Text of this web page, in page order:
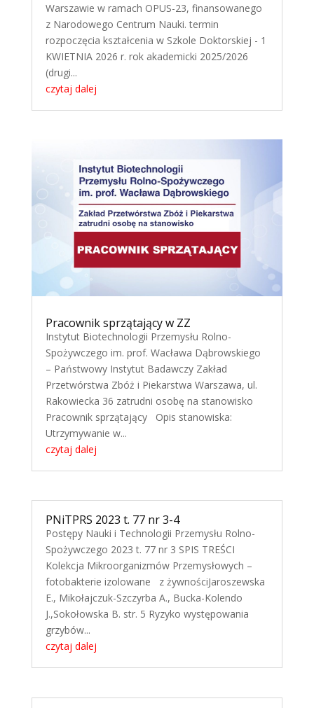
Warszawie w ramach OPUS-23, finansowanego
z Narodowego Centrum Nauki. termin
rozpoczęcia kształcenia w Szkole Doktorskiej - 1
KWIETNIA 2026 r. rok akademicki 2025/2026
(drugi...
czytaj dalej
Pracownik sprzątający w ZZ
Instytut Biotechnologii Przemysłu Rolno-
Spożywczego im. prof. Wacława Dąbrowskiego
– Państwowy Instytut Badawczy Zakład
Przetwórstwa Zbóż i Piekarstwa Warszawa, ul.
Rakowiecka 36 zatrudni osobę na stanowisko
Pracownik sprzątający Opis stanowiska:
Utrzymywanie w...
czytaj dalej
PNiTPRS 2023 t. 77 nr 3-4
Postępy Nauki i Technologii Przemysłu Rolno-
Spożywczego 2023 t. 77 nr 3 SPIS TREŚCI
Kolekcja Mikroorganizmów Przemysłowych –
fotobakterie izolowane z żywnościJaroszewska
E., Mikołajczuk-Szczyrba A., Bucka-Kolendo
J.,Sokołowska B. str. 5 Ryzyko występowania
grzybów...
czytaj dalej